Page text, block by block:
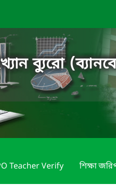
ব্যুরো
Teacher Verify শিক্ষা